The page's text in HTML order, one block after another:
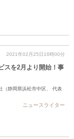
2021年02月25日16時00分
スを2月より開始！事
（静岡県浜松市中区、 代表
ニュースライター